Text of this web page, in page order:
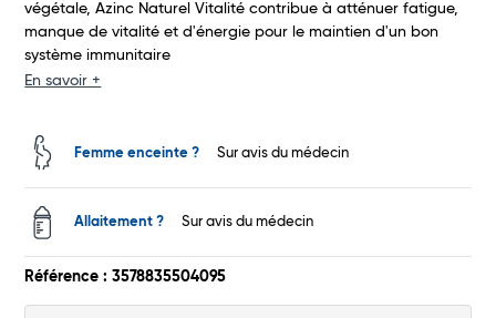
végétale, Azinc Naturel Vitalité contribue à atténuer fatigue,
manque de vitalité et d'énergie pour le maintien d'un bon
système immunitaire
En savoir +
Femme enceinte ? Sur avis du médecin
Allaitement ? Sur avis du médecin
Référence : 3578835504095